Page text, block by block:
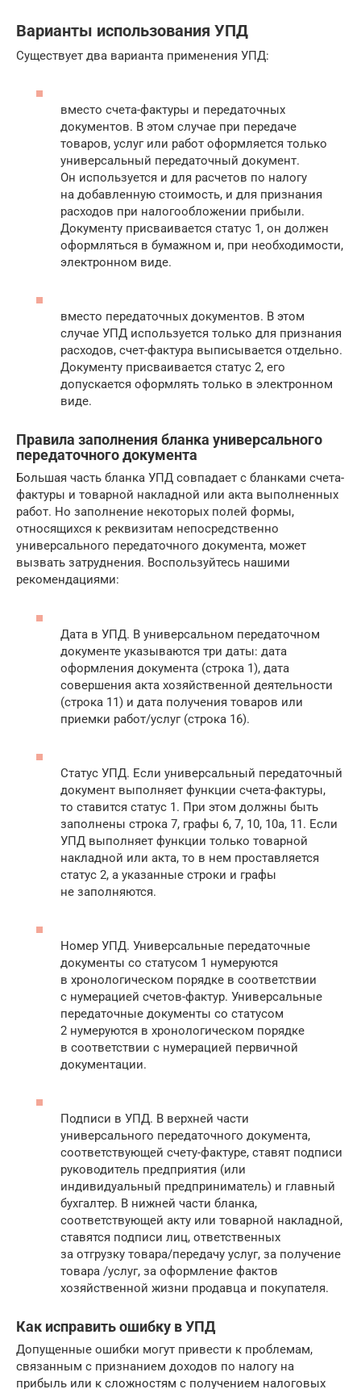
Варианты использования УПД
Существует два варианта применения УПД:
вместо счета-фактуры и передаточных
документов. В этом случае при передаче
товаров, услуг или работ оформляется только
универсальный передаточный документ.
Он используется и для расчетов по налогу
на добавленную стоимость, и для признания
расходов при налогообложении прибыли.
Документу присваивается статус 1, он должен
оформляться в бумажном и, при необходимости,
электронном виде.
вместо передаточных документов. В этом
случае УПД используется только для признания
расходов, счет-фактура выписывается отдельно.
Документу присваивается статус 2, его
допускается оформлять только в электронном
виде.
Правила заполнения бланка универсального
передаточного документа
Большая часть бланка УПД совпадает с бланками счета-
фактуры и товарной накладной или акта выполненных
работ. Но заполнение некоторых полей формы,
относящихся к реквизитам непосредственно
универсального передаточного документа, может
вызвать затруднения. Воспользуйтесь нашими
рекомендациями:
Дата в УПД. В универсальном передаточном
документе указываются три даты: дата
оформления документа (строка 1), дата
совершения акта хозяйственной деятельности
(строка 11) и дата получения товаров или
приемки работ/услуг (строка 16).
Статус УПД. Если универсальный передаточный
документ выполняет функции счета-фактуры,
то ставится статус 1. При этом должны быть
заполнены строка 7, графы 6, 7, 10, 10а, 11. Если
УПД выполняет функции только товарной
накладной или акта, то в нем проставляется
статус 2, а указанные строки и графы
не заполняются.
Номер УПД. Универсальные передаточные
документы со статусом 1 нумеруются
в хронологическом порядке в соответствии
с нумерацией счетов-фактур. Универсальные
передаточные документы со статусом
2 нумеруются в хронологическом порядке
в соответствии с нумерацией первичной
документации.
Подписи в УПД. В верхней части
универсального передаточного документа,
соответствующей счету-фактуре, ставят подписи
руководитель предприятия (или
индивидуальный предприниматель) и главный
бухгалтер. В нижней части бланка,
соответствующей акту или товарной накладной,
ставятся подписи лиц, ответственных
за отгрузку товара/передачу услуг, за получение
товара /услуг, за оформление фактов
хозяйственной жизни продавца и покупателя.
Как исправить ошибку в УПД
Допущенные ошибки могут привести к проблемам,
связанным с признанием доходов по налогу на
прибыль или к сложностям с получением налоговых